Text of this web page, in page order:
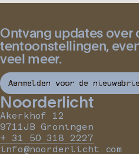
Ontvang updates over
tentoonstellingen,
veel meer.
Aanmelden voor de
Noorderlicht
Akerkhof 12
9711JB Groningen
+ 31 50 318 2227
info@noorderlicht.com